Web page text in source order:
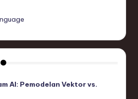
AI: Pemodelan Vektor vs.